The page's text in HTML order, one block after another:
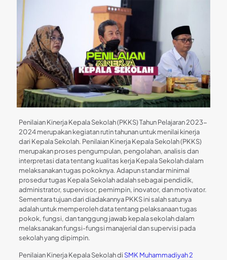
Penilaian Kinerja Kepala Sekolah (PKKS) Tahun Pelajaran 2023-
2024 merupakan kegiatan rutin tahunan untuk menilai kinerja
dari Kepala Sekolah. Penilaian Kinerja Kepala Sekolah (PKKS)
merupakan proses pengumpulan, pengolahan, analisis dan
interpretasi data tentang kualitas kerja Kepala Sekolah dalam
melaksanakan tugas pokoknya. Adapun standar minimal
prosedur tugas Kepala Sekolah adalah sebagai pendidik,
administrator, supervisor, pemimpin, inovator, dan motivator.
Sementara tujuan dari diadakannya PKKS ini salah satunya
adalah untuk memperoleh data tentang pelaksanaan tugas
pokok, fungsi, dan tanggung jawab kepala sekolah dalam
melaksanakan fungsi-fungsi manajerial dan supervisi pada
sekolah yang dipimpin.
Penilaian Kinerja Kepala Sekolah di SMK Muhammadiyah 2